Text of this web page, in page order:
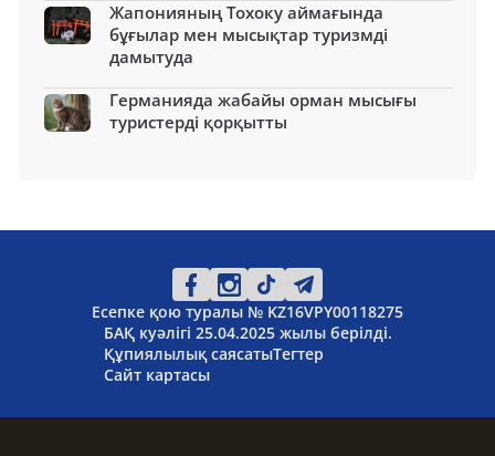
Жапонияның Тохоку аймағында
бұғылар мен мысықтар туризмді
дамытуда
Германияда жабайы орман мысығы
туристерді қорқытты
Есепке қою туралы № KZ16VPY00118275
БАҚ куәлігі 25.04.2025 жылы берілді.
Құпиялылық саясатыТегтер
Сайт картасы